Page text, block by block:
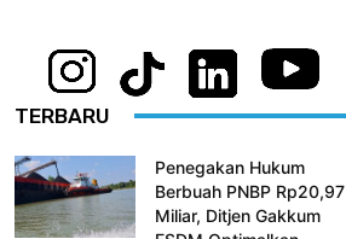
TERBARU
Penegakan Hukum
Berbuah PNBP Rp20,97
Miliar, Ditjen Gakkum